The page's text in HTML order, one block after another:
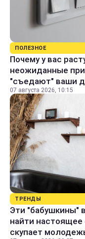
ПОЛЕЗНОЕ
Почему у вас
неожиданные
"съедают" ваши
07 августа 2026, 10:15
ТРЕНДЫ
Эти "бабушкины"
найти настоящее
скупает